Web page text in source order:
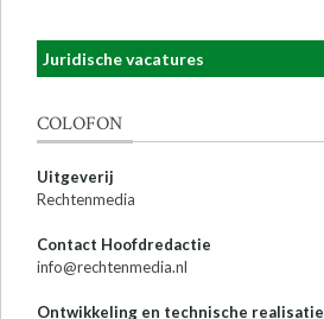
Juridische vacatures
COLOFON
Uitgeverij
Rechtenmedia
Contact Hoofdredactie
info@rechtenmedia.nl
Ontwikkeling en technische realisatie